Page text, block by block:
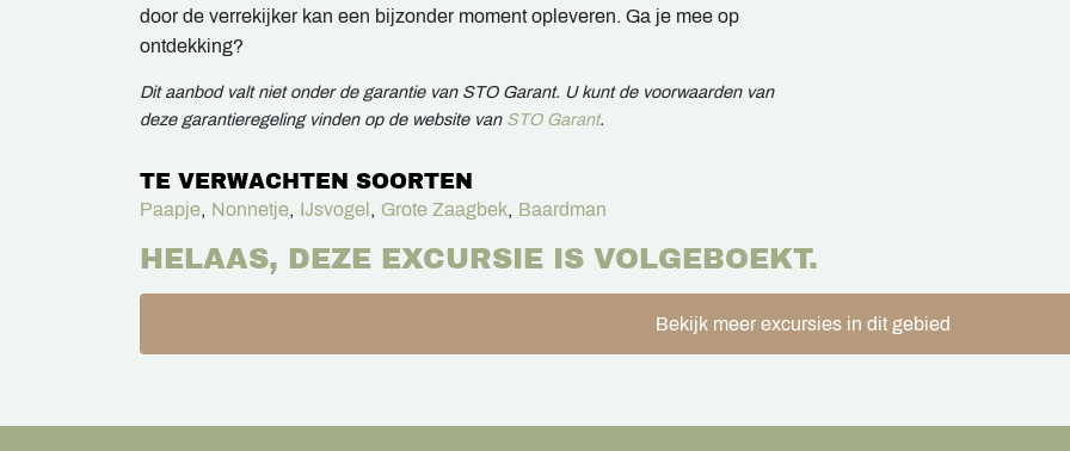
door de verrekijker kan een bijzonder moment opleveren. Ga je mee op
ontdekking?
Dit aanbod valt niet onder de garantie van STO Garant. U kunt de voorwaarden van
deze garantieregeling vinden op de website van STO Garant.
TE VERWACHTEN SOORTEN
Paapje, Nonnetje, IJsvogel , Grote Zaagbek, Baardman
HELAAS, DEZE EXCURSIE IS VOLGEBOEKT.
Bekijk meer excursies in dit gebied